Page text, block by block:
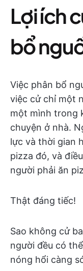
Lợi ích
bổ
Việc phân bổ
việc cử chỉ một
một mình trong
chuyện ở nhà.
lực và thời gian
pizza đó, và
người phải ăn
Thật đáng tiếc!
Sao không cử
người đều có
nóng hổi càng